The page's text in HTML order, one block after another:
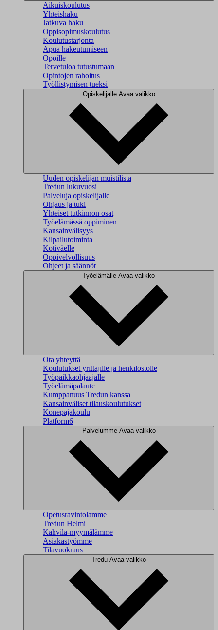
Aikuiskoulutus
Yhteishaku
Jatkuva haku
Oppisopimuskoulutus
Koulutustarjonta
Apua hakeutumiseen
Opoille
Tervetuloa tutustumaan
Opintojen rahoitus
Työllistymisen tueksi
Opiskelijalle Avaa valikko
Uuden opiskelijan muistilista
Tredun lukuvuosi
Palveluja opiskelijalle
Ohjaus ja tuki
Yhteiset tutkinnon osat
Työelämässä oppiminen
Kansainvälisyys
Kilpailutoiminta
Kotiväelle
Oppivelvollisuus
Ohjeet ja säännöt
Työelämälle Avaa valikko
Ota yhteyttä
Koulutukset yrittäjille ja henkilöstölle
Työpaikkaohjaajalle
Työelämäpalaute
Kumppanuus Tredun kanssa
Kansainväliset tilauskoulutukset
Konepajakoulu
Platform6
Palvelumme Avaa valikko
Opetusravintolamme
Tredun Helmi
Kahvila-myymälämme
Asiakastyömme
Tilavuokraus
Tredu Avaa valikko